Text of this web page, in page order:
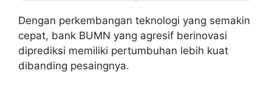
Dengan perkembangan teknologi yang semakin
cepat, bank BUMN yang agresif berinovasi
diprediksi memiliki pertumbuhan lebih kuat
dibanding pesaingnya.